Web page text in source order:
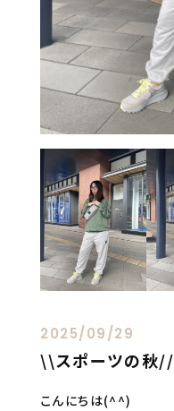
2025/09/29
\\スポーツの秋//
こんにちは(^^)